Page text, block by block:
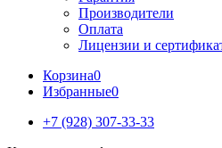
Производители
Оплата
Лицензии и
Корзина0
Избранные0
+7 (928) 307-33-33